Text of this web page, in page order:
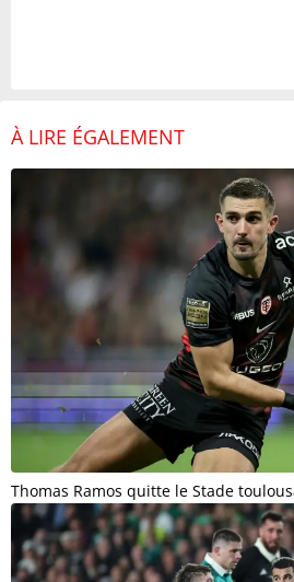
À LIRE ÉGALEMENT
Thomas Ramos quitte le Stade